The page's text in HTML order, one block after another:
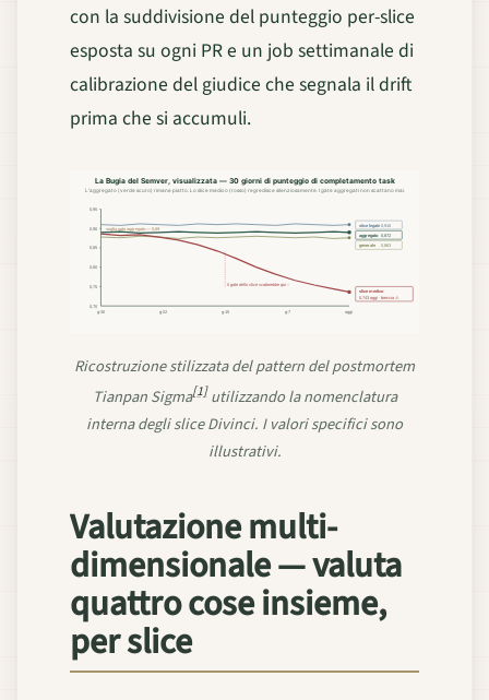
con la suddivisione del punteggio per-slice
esposta su ogni PR e un job settimanale di
calibrazione del giudice che segnala il drift
prima che si accumuli.
La Bugia del Semver, visualizzata — 30 giorni di punteggio di completamento task
L'aggregato (verde scuro) rimane piatto. Lo slice medico (rosso) regredisce silenziosamente. I gate aggregati non scattano mai.
0,95
0,90
0,85
0,80
0,75
0,70
g-30
g-22 g-15 g-7 oggi
soglia gate aggregato — 0,89
slice legale 0,910
aggregato 0,872
generale 0,863
slice medico
0,743 oggi · breccia ⚠
il gate dello slice scatterebbe qui ↑
Ricostruzione stilizzata del pattern del postmortem
Tianpan Sigma[1]utilizzando la nomenclatura
interna degli slice Divinci. I valori specifici sono
illustrativi.
Valutazione multi-
dimensionale — valuta
quattro cose insieme,
per slice